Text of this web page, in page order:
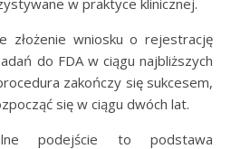
złożenie wniosku o rejestrację
do FDA w ciągu najbliższych
zakończy się sukcesem,
się w ciągu dwóch lat.
podejście to podstawa